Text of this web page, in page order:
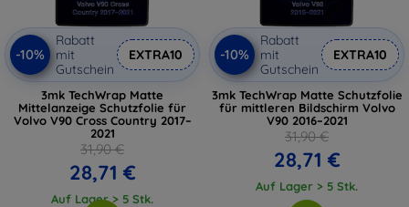
-10%
Rabatt
mit
Gutschein
EXTRA10
3mk TechWrap Matte
Mittelanzeige Schutzfolie für
Volvo V90 Cross Country 2017–
2021
31,90 €
28,71 €
Auf Lager > 5 Stk.
-10%
Rabatt
mit
Gutschein
EXTRA10
3mk TechWrap Matte Schutzfolie
für mittleren Bildschirm Volvo
V90 2016–2021
31,90 €
28,71 €
Auf Lager > 5 Stk.